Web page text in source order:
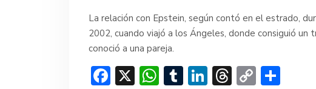
La relación con Epstein, según contó en el estrado,
2002, cuando viajó a los Ángeles, donde consiguió
conoció a una pareja.
F X W T Li T C